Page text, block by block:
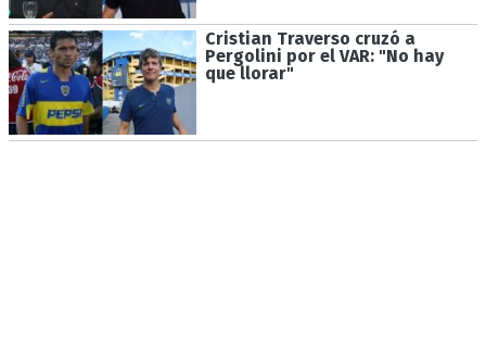
Cristian Traverso cruzó a
Pergolini por el VAR: "No hay
que llorar"